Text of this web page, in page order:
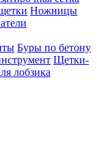
Ножницы
Буры по бетону
Щетки-
лобзика